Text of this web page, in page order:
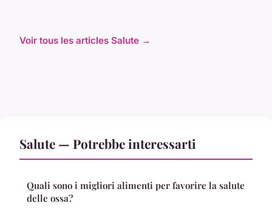
Voir tous les articles Salute →
Salute — Potrebbe interessarti
Quali sono i migliori alimenti per favorire la salute
delle ossa?